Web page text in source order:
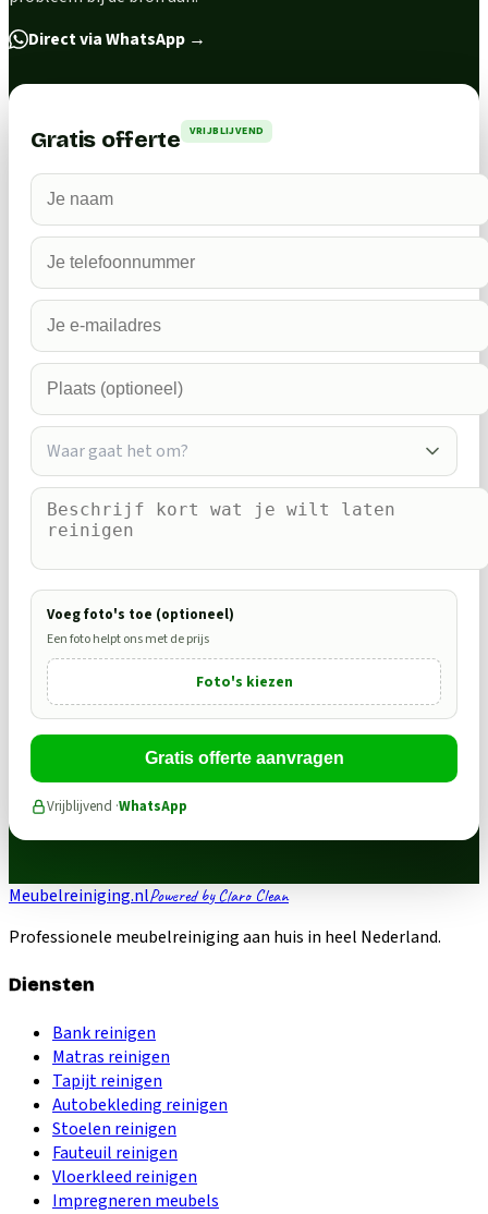
Direct via WhatsApp →
Gratis offerte VRIJBLIJVEND
Waar gaat het om?
Voeg foto's toe (optioneel)
Een foto helpt ons met de prijs
Foto's kiezen
Gratis offerte aanvragen
Vrijblijvend ·WhatsApp
Meubelreiniging.nlPowered by Claro Clean
Professionele meubelreiniging aan huis in heel Nederland.
Diensten
Bank reinigen
Matras reinigen
Tapijt reinigen
Autobekleding reinigen
Stoelen reinigen
Fauteuil reinigen
Vloerkleed reinigen
Impregneren meubels